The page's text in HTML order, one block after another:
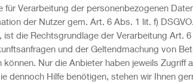
für Verarbeitung der personenbezogenen
der Nutzer gem. Art. 6 Abs. 1 lit. f)
ist die Rechtsgrundlage der Verarbeitung Art. 6
und der Geltendmachung von
können. Nur die Anbieter haben jeweils
dennoch Hilfe benötigen, stehen wir Ihnen